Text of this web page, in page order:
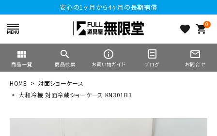
安心の1ヶ月から4ヶ月の長期補償
favorite 0
shopping_cart
view_module
商品一覧
search
商品検索
info_outline
お買い物ガイド ブログ
mail_outline
お問合せ
HOME
対面ショーケース
大和冷機 対面冷蔵ショーケース KN301B3